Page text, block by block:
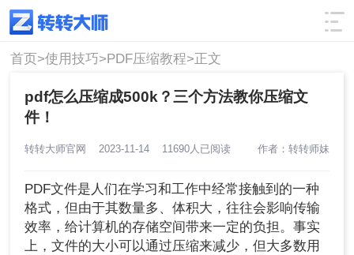
使用技巧 筛选
首页>使用技巧>PDF压缩教程>正文
pdf怎么压缩成500k？三个方法教你压缩文
件！
转转大师官网 2023-11-14 11690人已阅读 作者：转转师妹
PDF文件是人们在学习和工作中经常接触到的一种
格式，但由于其数量多、体积大，往往会影响传输
效率，给计算机的存储空间带来一定的负担。事实
上，文件的大小可以通过压缩来减少，但大多数用